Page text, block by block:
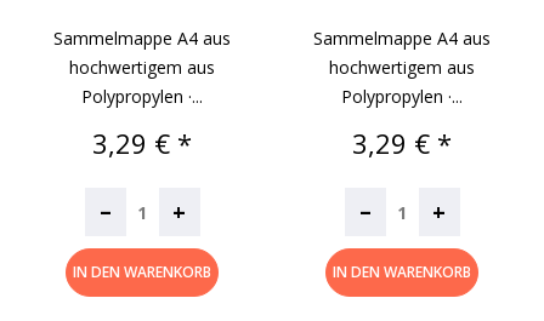
Sammelmappe A4 aus
hochwertigem aus
Polypropylen ·...
Preis
3,29 € *
– +
IN DEN WARENKORB
Sammelmappe A4 aus
hochwertigem aus
Polypropylen ·...
Preis
3,29 € *
– +
IN DEN WARENKORB